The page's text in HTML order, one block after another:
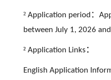
² Application period ：
between July 1, 2026
² Application Links ：
English Application